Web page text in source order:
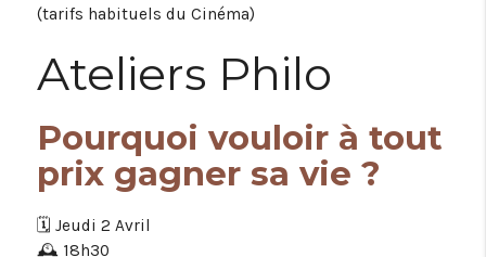
(tarifs habituels du Cinéma)
Ateliers Philo
Pourquoi vouloir à tout
prix gagner sa vie ?
🗓️ Jeudi 2 Avril
🕰️ 18h30